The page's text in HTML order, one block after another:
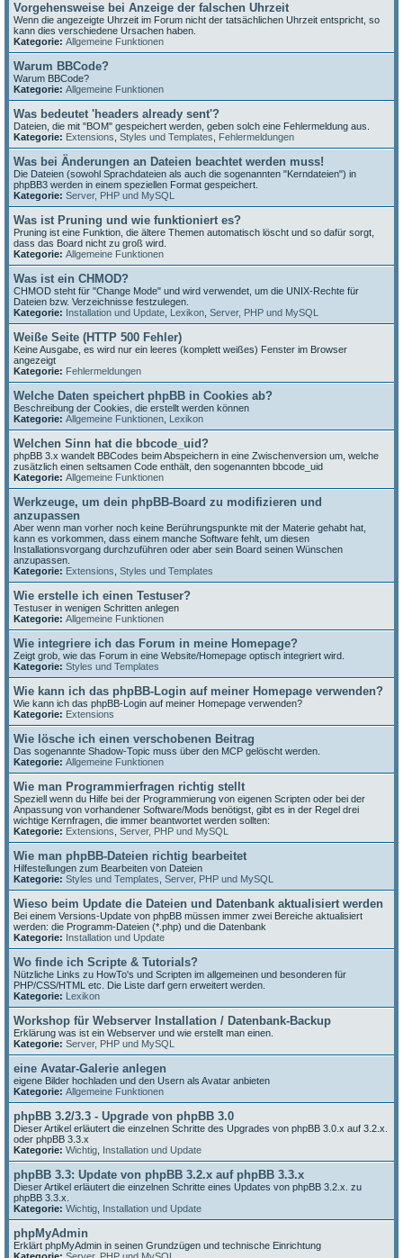
Vorgehensweise bei Anzeige der falschen Uhrzeit
Wenn die angezeigte Uhrzeit im Forum nicht der tatsächlichen Uhrzeit entspricht, so
kann dies verschiedene Ursachen haben.
Kategorie: Allgemeine Funktionen
Warum BBCode?
Warum BBCode?
Kategorie: Allgemeine Funktionen
Was bedeutet 'headers already sent'?
Dateien, die mit "BOM" gespeichert werden, geben solch eine Fehlermeldung aus.
Kategorie: Extensions Styles und Templates Fehlermeldungen
Was bei Änderungen an Dateien beachtet werden muss!
Die Dateien (sowohl Sprachdateien als auch die sogenannten "Kerndateien") in
phpBB3 werden in einem speziellen Format gespeichert.
Kategorie: Server, PHP und MySQL
Was ist Pruning und wie funktioniert es?
Pruning ist eine Funktion, die ältere Themen automatisch löscht und so dafür sorgt,
dass das Board nicht zu groß wird.
Kategorie: Allgemeine Funktionen
Was ist ein CHMOD?
CHMOD steht für "Change Mode" und wird verwendet, um die UNIX-Rechte für
Dateien bzw. Verzeichnisse festzulegen.
Kategorie: Installation und Update Lexikon Server, PHP und MySQL
Weiße Seite (HTTP 500 Fehler)
Keine Ausgabe, es wird nur ein leeres (komplett weißes) Fenster im Browser
angezeigt
Kategorie: Fehlermeldungen
Welche Daten speichert phpBB in Cookies ab?
Beschreibung der Cookies, die erstellt werden können
Kategorie: Allgemeine Funktionen Lexikon
Welchen Sinn hat die bbcode_uid?
phpBB 3.x wandelt BBCodes beim Abspeichern in eine Zwischenversion um, welche
zusätzlich einen seltsamen Code enthält, den sogenannten bbcode_uid
Kategorie: Allgemeine Funktionen
Werkzeuge, um dein phpBB-Board zu modifizieren und
anzupassen
Aber wenn man vorher noch keine Berührungspunkte mit der Materie gehabt hat,
kann es vorkommen, dass einem manche Software fehlt, um diesen
Installationsvorgang durchzuführen oder aber sein Board seinen Wünschen
anzupassen.
Kategorie: Extensions Styles und Templates
Wie erstelle ich einen Testuser?
Testuser in wenigen Schritten anlegen
Kategorie: Allgemeine Funktionen
Wie integriere ich das Forum in meine Homepage?
Zeigt grob, wie das Forum in eine Website/Homepage optisch integriert wird.
Kategorie: Styles und Templates
Wie kann ich das phpBB-Login auf meiner Homepage verwenden?
Wie kann ich das phpBB-Login auf meiner Homepage verwenden?
Kategorie: Extensions
Wie lösche ich einen verschobenen Beitrag
Das sogenannte Shadow-Topic muss über den MCP gelöscht werden.
Kategorie: Allgemeine Funktionen
Wie man Programmierfragen richtig stellt
Speziell wenn du Hilfe bei der Programmierung von eigenen Scripten oder bei der
Anpassung von vorhandener Software/Mods benötigst, gibt es in der Regel drei
wichtige Kernfragen, die immer beantwortet werden sollten:
Kategorie: Extensions Server, PHP und MySQL
Wie man phpBB-Dateien richtig bearbeitet
Hilfestellungen zum Bearbeiten von Dateien
Kategorie: Styles und Templates Server, PHP und MySQL
Wieso beim Update die Dateien und Datenbank aktualisiert werden
Bei einem Versions-Update von phpBB müssen immer zwei Bereiche aktualisiert
werden: die Programm-Dateien (*.php) und die Datenbank
Kategorie: Installation und Update
Wo finde ich Scripte & Tutorials?
Nützliche Links zu HowTo's und Scripten im allgemeinen und besonderen für
PHP/CSS/HTML etc. Die Liste darf gern erweitert werden.
Kategorie: Lexikon
Workshop für Webserver Installation / Datenbank-Backup
Erklärung was ist ein Webserver und wie erstellt man einen.
Kategorie: Server, PHP und MySQL
eine Avatar-Galerie anlegen
eigene Bilder hochladen und den Usern als Avatar anbieten
Kategorie: Allgemeine Funktionen
phpBB 3.2/3.3 - Upgrade von phpBB 3.0
Dieser Artikel erläutert die einzelnen Schritte des Upgrades von phpBB 3.0.x auf 3.2.x.
oder phpBB 3.3.x
Kategorie: Wichtig Installation und Update
phpBB 3.3: Update von phpBB 3.2.x auf phpBB 3.3.x
Dieser Artikel erläutert die einzelnen Schritte eines Updates von phpBB 3.2.x. zu
phpBB 3.3.x.
Kategorie: Wichtig Installation und Update
phpMyAdmin
Erklärt phpMyAdmin in seinen Grundzügen und technische Einrichtung